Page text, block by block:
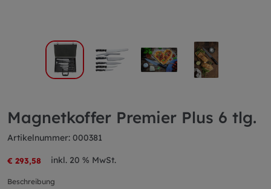
Magnetkoffer Premier Plus 6 tlg.
Artikelnummer: 000381
€ 293,58 inkl. 20 % MwSt.
Beschreibung